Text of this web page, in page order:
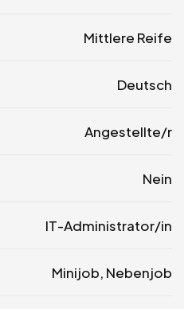
Mittlere Reife
Deutsch
Angestellte/r
Nein
IT-Administrator/in
Minijob, Nebenjob